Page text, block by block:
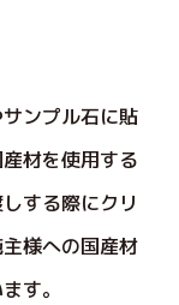
ンプル石に貼
材を使用する
する際にクリ
様への国産材
す。